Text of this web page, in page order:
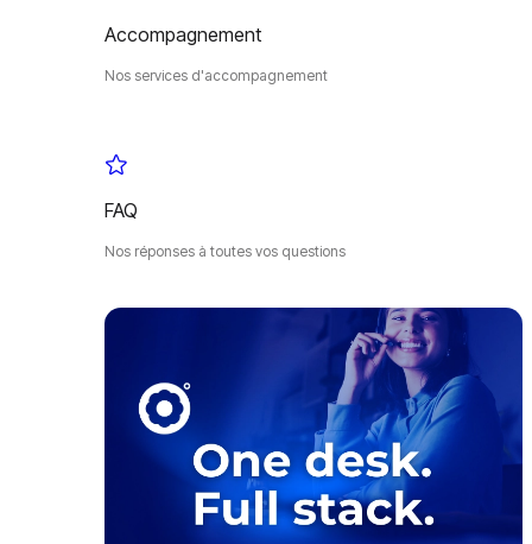
Accompagnement
Nos services d'accompagnement
FAQ
Nos réponses à toutes vos questions